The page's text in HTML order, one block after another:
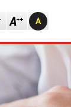
strony